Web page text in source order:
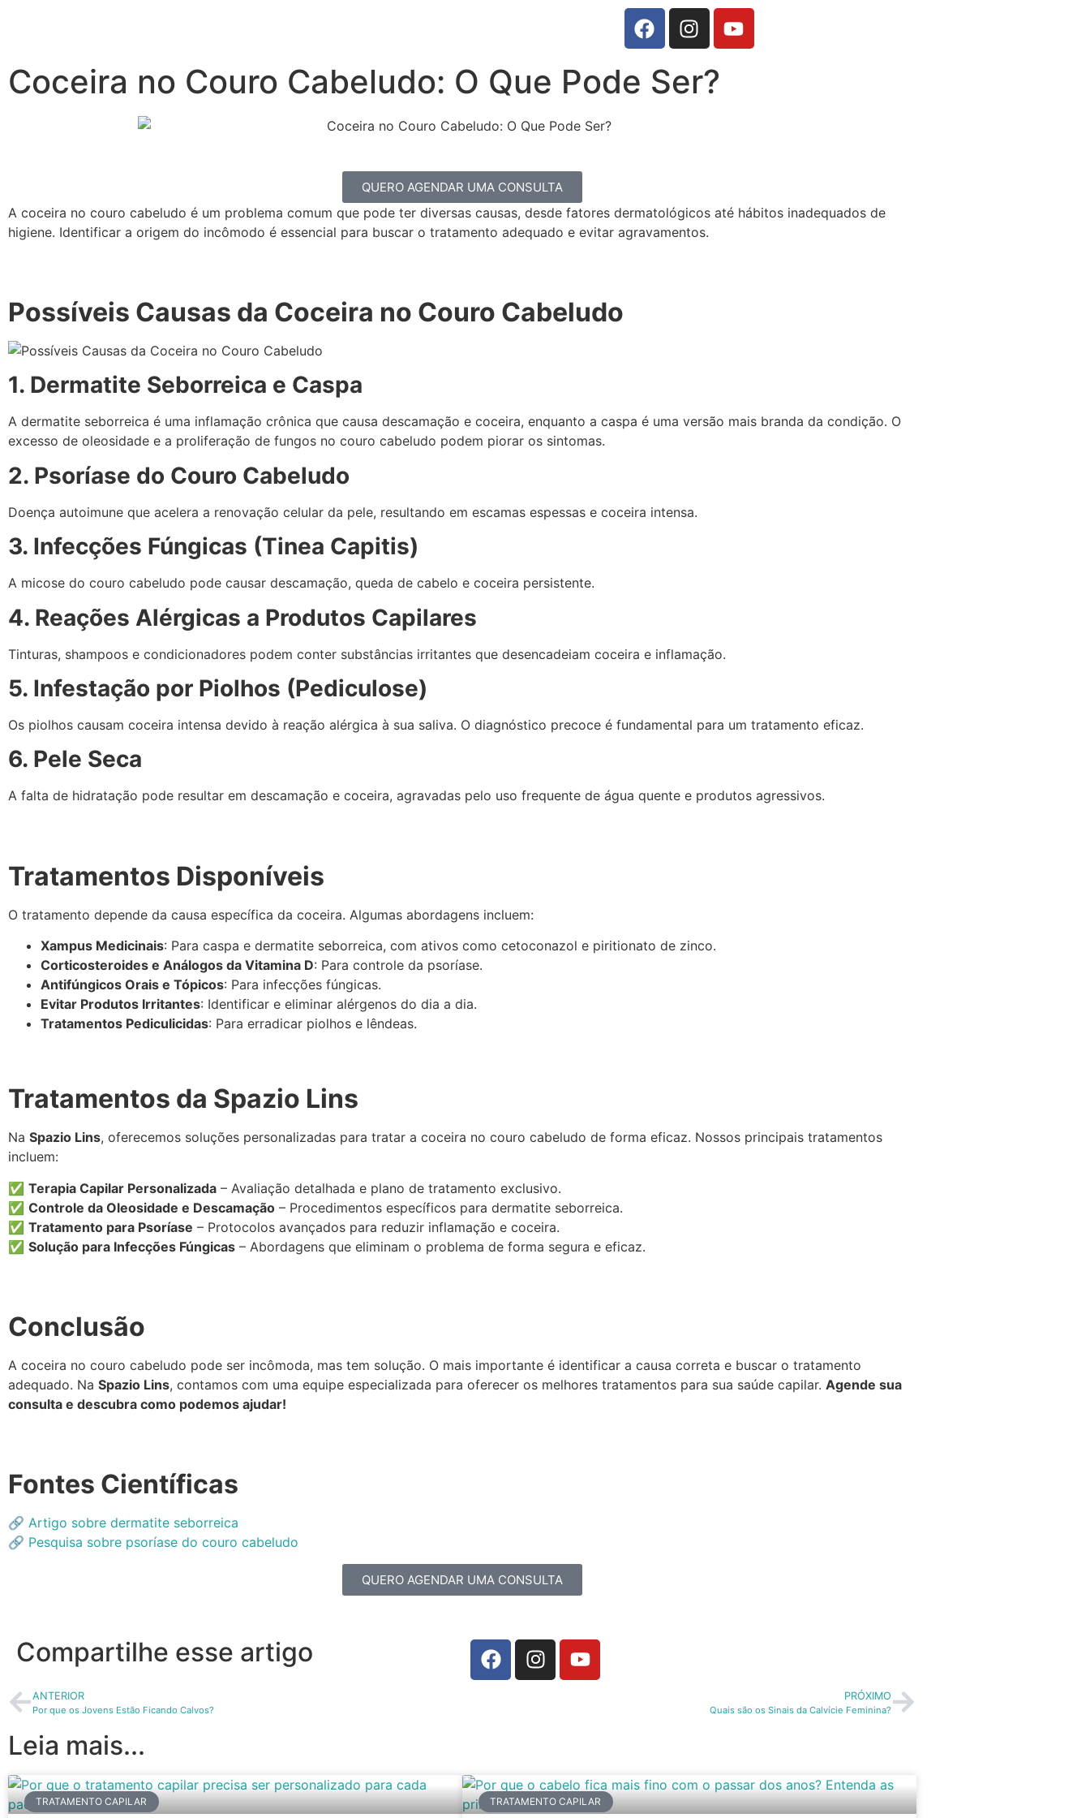
Coceira no Couro Cabeludo: O Que Pode Ser?
QUERO AGENDAR UMA CONSULTA
A coceira no couro cabeludo é um problema comum que pode ter diversas causas, desde fatores dermatológicos até hábitos inadequados de
higiene. Identificar a origem do incômodo é essencial para buscar o tratamento adequado e evitar agravamentos.
Possíveis Causas da Coceira no Couro Cabeludo
1. Dermatite Seborreica e Caspa
A dermatite seborreica é uma inflamação crônica que causa descamação e coceira, enquanto a caspa é uma versão mais branda da condição. O
excesso de oleosidade e a proliferação de fungos no couro cabeludo podem piorar os sintomas.
2. Psoríase do Couro Cabeludo
Doença autoimune que acelera a renovação celular da pele, resultando em escamas espessas e coceira intensa.
3. Infecções Fúngicas (Tinea Capitis)
A micose do couro cabeludo pode causar descamação, queda de cabelo e coceira persistente.
4. Reações Alérgicas a Produtos Capilares
Tinturas, shampoos e condicionadores podem conter substâncias irritantes que desencadeiam coceira e inflamação.
5. Infestação por Piolhos (Pediculose)
Os piolhos causam coceira intensa devido à reação alérgica à sua saliva. O diagnóstico precoce é fundamental para um tratamento eficaz.
6. Pele Seca
A falta de hidratação pode resultar em descamação e coceira, agravadas pelo uso frequente de água quente e produtos agressivos.
Tratamentos Disponíveis
O tratamento depende da causa específica da coceira. Algumas abordagens incluem:
Xampus Medicinais: Para caspa e dermatite seborreica, com ativos como cetoconazol e piritionato de zinco.
Corticosteroides e Análogos da Vitamina D: Para controle da psoríase.
Antifúngicos Orais e Tópicos: Para infecções fúngicas.
Evitar Produtos Irritantes: Identificar e eliminar alérgenos do dia a dia.
Tratamentos Pediculicidas: Para erradicar piolhos e lêndeas.
Tratamentos da Spazio Lins
Na Spazio Lins, oferecemos soluções personalizadas para tratar a coceira no couro cabeludo de forma eficaz. Nossos principais tratamentos
incluem:
✅ Terapia Capilar Personalizada – Avaliação detalhada e plano de tratamento exclusivo.
✅ Controle da Oleosidade e Descamação – Procedimentos específicos para dermatite seborreica.
✅ Tratamento para Psoríase – Protocolos avançados para reduzir inflamação e coceira.
✅ Solução para Infecções Fúngicas – Abordagens que eliminam o problema de forma segura e eficaz.
Conclusão
A coceira no couro cabeludo pode ser incômoda, mas tem solução. O mais importante é identificar a causa correta e buscar o tratamento
adequado. Na Spazio Lins, contamos com uma equipe especializada para oferecer os melhores tratamentos para sua saúde capilar. Agende sua
consulta e descubra como podemos ajudar!
Fontes Científicas
🔗 Artigo sobre dermatite seborreica
🔗 Pesquisa sobre psoríase do couro cabeludo
QUERO AGENDAR UMA CONSULTA
Compartilhe esse artigo
ANTERIOR
Por que os Jovens Estão Ficando Calvos?
PRÓXIMO
Quais são os Sinais da Calvície Feminina?
Leia mais...
TRATAMENTO CAPILAR TRATAMENTO CAPILAR